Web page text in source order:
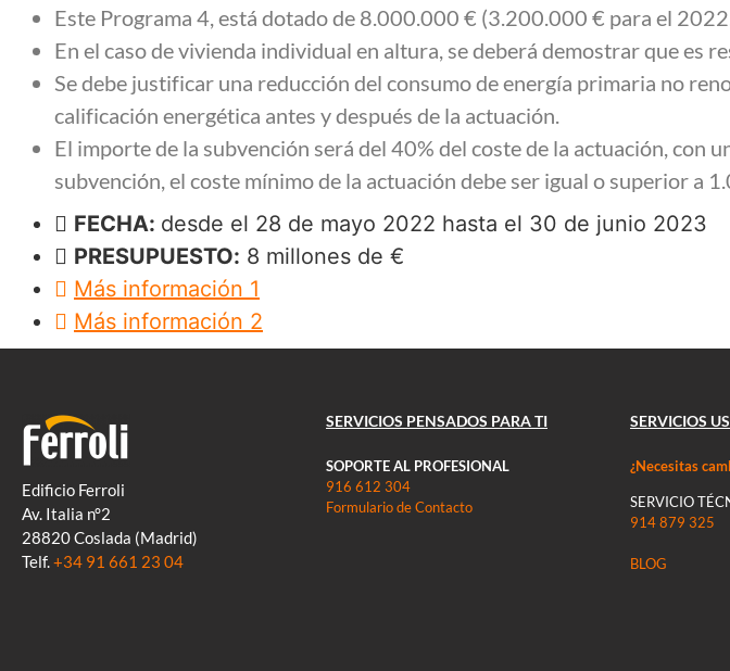
Este Programa 4, está dotado de 8.000.000 € (3.200.000 € para el
En el caso de vivienda individual en altura, se deberá demostrar que es
Se debe justificar una reducción del consumo de energía primaria no
calificación energética antes y después de la actuación.
El importe de la subvención será del 40% del coste de la actuación, con
subvención, el coste mínimo de la actuación debe ser igual o superior a
FECHA: desde el 28 de mayo 2022 hasta el 30 de junio 2023
PRESUPUESTO: 8 millones de €
Más información 1
Más información 2
Edificio Ferroli
Av. Italia n°2
28820 Coslada (Madrid)
Telf.+34 91 661 23 04
SERVICIOS PENSADOS PARA TI
SOPORTE AL PROFESIONAL
916 612 304
Formulario de Contacto
SERVICIOS
¿Necesitas
SERVICIO
914 879 325
BLOG